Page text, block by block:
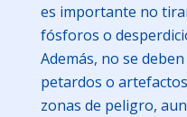
es importante no
fósforos o
Además, no se
petardos o
zonas de peligro,